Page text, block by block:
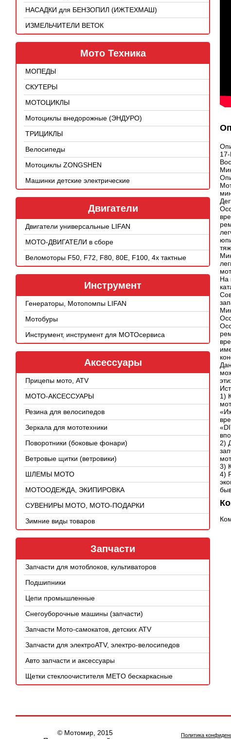
НАСАДКИ для БЕНЗОПИЛ (ИЖТЕХМАШ)
ИЗМЕЛЬЧИТЕЛИ ВЕТОК
Мото Техника
МОПЕДЫ
СКУТЕРЫ
МОТОЦИКЛЫ
Мотоциклы внедорожные (ЭНДУРО)
ТРИЦИКЛЫ
Велосипеды
Мотоциклы ZONGSHEN
Машинки детские электрические
Двигатели
Двигатели универсальные LIFAN
МОТО-ДВИГАТЕЛИ в сборе
Веломоторы F50, F72, F80, 80E, F100, 4х тактные
Инструмент
Генераторы, Мотопомпы LIFAN
Мотобуры
Инструмент, инструмент для МОТОсервиса
Аксессуары
Прицепы мото, ATV
МОТО-АКСЕССУАРЫ
Резина для велосипедов
Зеркала для мототехники
Поворотники (боковые фонари)
Ветровые щитки (ветровики)
ШЛЕМЫ МОТО
МОТООДЕЖДА, ЭКИПИРОВКА
СУВЕНИРЫ МОТО, МОТО-ПОДАРКИ
Зимние виды товаров
Запчасти
Запчасти для мотоблоков, культиваторов
Подшипники
Цепи промышленные
Снегоуборочные машины (запчасти)
Запчасти Мото-самокатов, детских ATV
Запчасти для электроATV, электро-велосипедов
Авто запчасти и аксессуары
Щетки стеклоочистителя METO бескаркасные
На
1)
2)
3)
4)
© Мотомир, 2015
Политика